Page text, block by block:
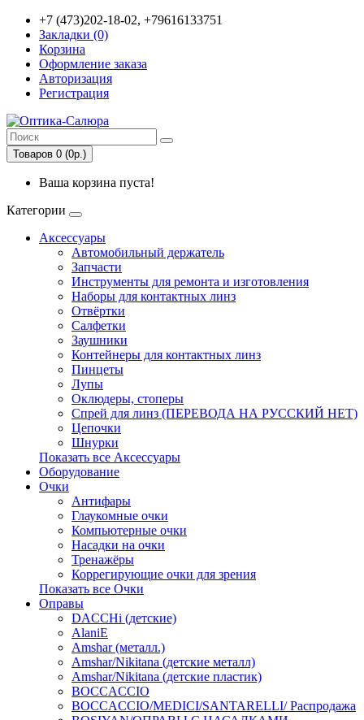
+7 (473)202-18-02, +79616133751
Закладки (0)
Корзина
Оформление заказа
Авторизация
Регистрация
Товаров 0 (0р.)
Ваша корзина пуста!
Категории
Аксессуары
Автомобильный держатель
Запчасти
Инструменты для ремонта и изготовления
Наборы для контактных линз
Отвёртки
Салфетки
Заушники
Контейнеры для контактных линз
Пинцеты
Лупы
Оклюдеры, стоперы
Спрей для линз (ПЕРЕВОДА НА РУССКИЙ НЕТ)
Цепочки
Шнурки
Показать все Аксессуары
Оборудование
Очки
Антифары
Глаукомные очки
Компьютерные очки
Насадки на очки
Тренажёры
Коррегирующие очки для зрения
Показать все Очки
Оправы
DACCHi (детские)
AlaniE
Amshar (металл.)
Amshar/Nikitana (детские металл)
Amshar/Nikitana (детские пластик)
BOCCACCIO
BOCCACCIO/MEDICI/SANTARELLI/ Распродажа